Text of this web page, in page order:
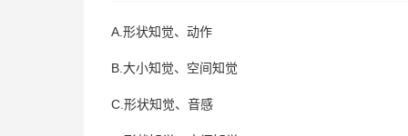
A.形状知觉、动作
B.大小知觉、空间知觉
C.形状知觉、音感